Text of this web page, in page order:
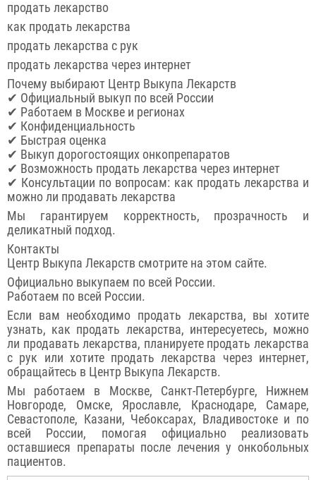
продать лекарство
как продать лекарства
продать лекарства с рук
продать лекарства через интернет
Почему выбирают Центр Выкупа Лекарств
✔ Официальный выкуп по всей России
✔ Работаем в Москве и регионах
✔ Конфиденциальность
✔ Быстрая оценка
✔ Выкуп дорогостоящих онкопрепаратов
✔ Возможность продать лекарства через интернет
✔ Консультации по вопросам: как продать лекарства и
можно ли продавать лекарства
Мы гарантируем корректность, прозрачность и
деликатный подход.
Контакты
Центр Выкупа Лекарств смотрите на этом сайте.
Официально выкупаем по всей России.
Работаем по всей России.
Если вам необходимо продать лекарства, вы хотите
узнать, как продать лекарства, интересуетесь, можно
ли продавать лекарства, планируете продать лекарства
с рук или хотите продать лекарства через интернет,
обращайтесь в Центр Выкупа Лекарств.
Мы работаем в Москве, Санкт-Петербурге, Нижнем
Новгороде, Омске, Ярославле, Краснодаре, Самаре,
Севастополе, Казани, Чебоксарах, Владивостоке и по
всей России, помогая официально реализовать
оставшиеся препараты после лечения у онкобольных
пациентов.